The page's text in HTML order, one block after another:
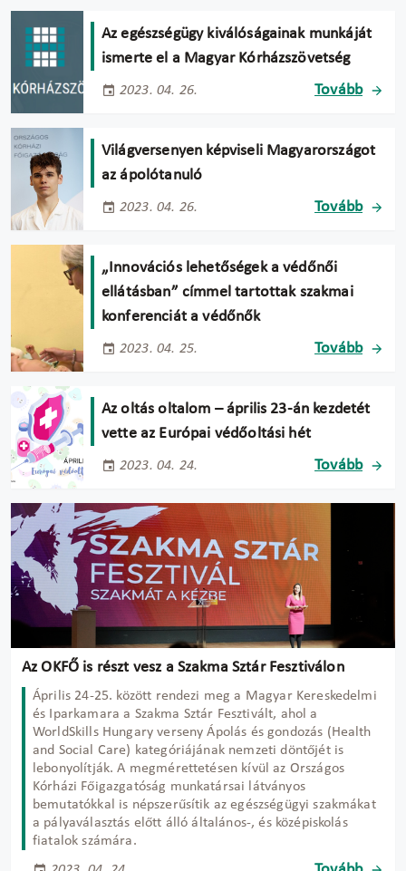
Az egészségügy kiválóságainak munkáját
ismerte el a Magyar Kórházszövetség
2023. 04. 26. Tovább
Világversenyen képviseli Magyarországot
az ápolótanuló
2023. 04. 26. Tovább
„Innovációs lehetőségek a védőnői
ellátásban” címmel tartottak szakmai
konferenciát a védőnők
2023. 04. 25. Tovább
Az oltás oltalom – április 23-án kezdetét
vette az Európai védőoltási hét
2023. 04. 24. Tovább
Az OKFŐ is részt vesz a Szakma Sztár Fesztiválon
Április 24-25. között rendezi meg a Magyar Kereskedelmi
és Iparkamara a Szakma Sztár Fesztivált, ahol a
WorldSkills Hungary verseny Ápolás és gondozás (Health
and Social Care) kategóriájának nemzeti döntőjét is
lebonyolítják. A megmérettetésen kívül az Országos
Kórházi Főigazgatóság munkatársai látványos
bemutatókkal is népszerűsítik az egészségügyi szakmákat
a pályaválasztás előtt álló általános-, és középiskolás
fiatalok számára.